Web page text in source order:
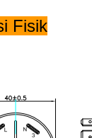
Fisik